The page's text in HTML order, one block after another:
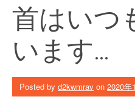
首はいつ
います…
Posted by d2kwmrav on 2020年